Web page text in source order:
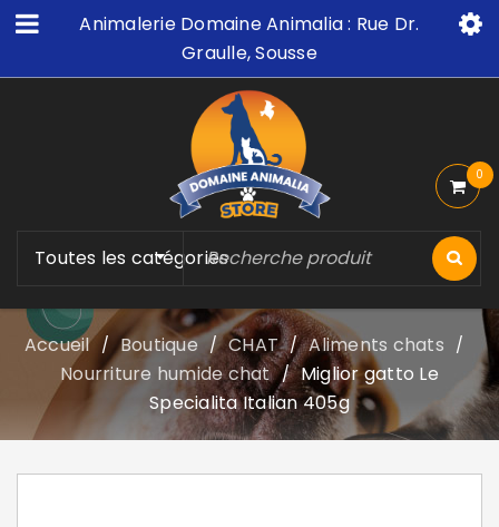
Animalerie Domaine Animalia : Rue Dr.
Graulle, Sousse
Toutes les catégories
0
Accueil / Boutique / CHAT / Aliments chats /
Nourriture humide chat / Miglior gatto Le
Specialita Italian 405g